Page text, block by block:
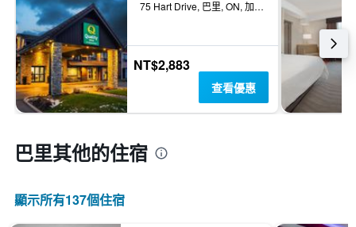
75 Hart Drive, 巴里, ON, 加拿大
NT$2,883
查看優惠
巴里​其他的住宿
顯示所有137​個住宿